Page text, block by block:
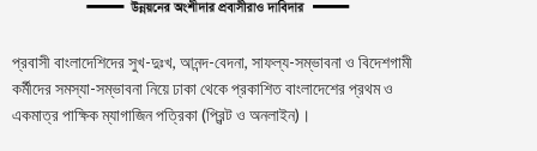
প্রবাসী বাংলাদেশিদের সুখ-দুঃখ, আনন্দ-বেদনা, সাফল্য-সম্ভাবনা ও বিদেশগামী
কর্মীদের সমস্যা-সম্ভাবনা নিয়ে ঢাকা থেকে প্রকাশিত বাংলাদেশের প্রথম ও
একমাত্র পাক্ষিক ম্যাগাজিন পত্রিকা (প্রিন্ট ও অনলাইন)।